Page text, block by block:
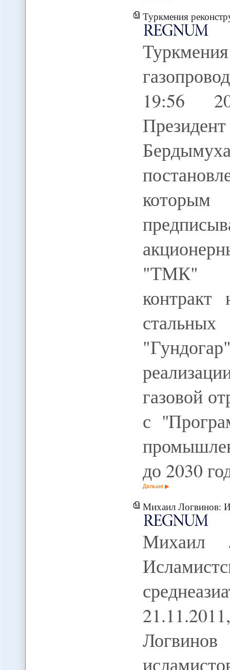
Туркмения
19:56
которым
"ТМК"
газовой
с
до 2030
Дальше
Михаил Логвинов: ИДУ на вы?
Михаил
Логвинов